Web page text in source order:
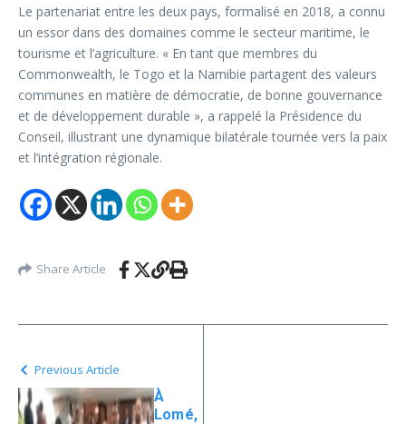
Le partenariat entre les deux pays, formalisé en 2018, a connu
un essor dans des domaines comme le secteur maritime, le
tourisme et l’agriculture. « En tant que membres du
Commonwealth, le Togo et la Namibie partagent des valeurs
communes en matière de démocratie, de bonne gouvernance
et de développement durable », a rappelé la Présidence du
Conseil, illustrant une dynamique bilatérale tournée vers la paix
et l’intégration régionale.
Share Article
Previous Article
À
Lomé,